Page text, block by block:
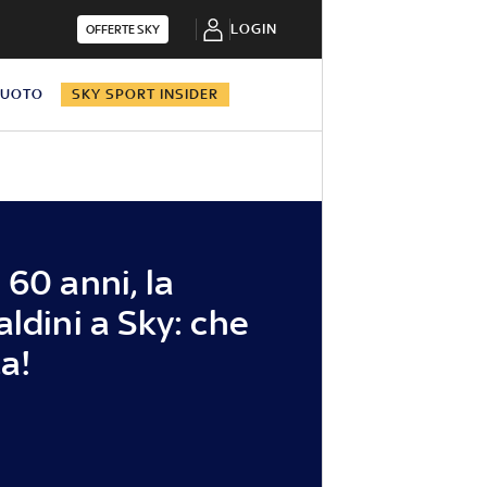
OFFERTE SKY LOGIN
SKY SPORT INSIDER
anni, la
a Sky: che